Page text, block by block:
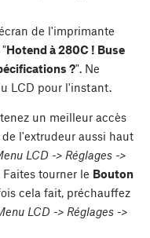
de l'imprimante
Hotend à 280C ! Buse
?". Ne
LCD pour l'instant.
un meilleur accès
l'extrudeur aussi haut
LCD -> Réglages ->
Faites tourner le Bouton
cela fait, préchauffez
LCD -> Réglages ->